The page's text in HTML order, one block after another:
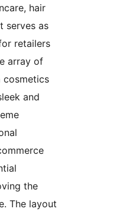
hair
serves as
retailers
array of
cosmetics
and
the
The layout